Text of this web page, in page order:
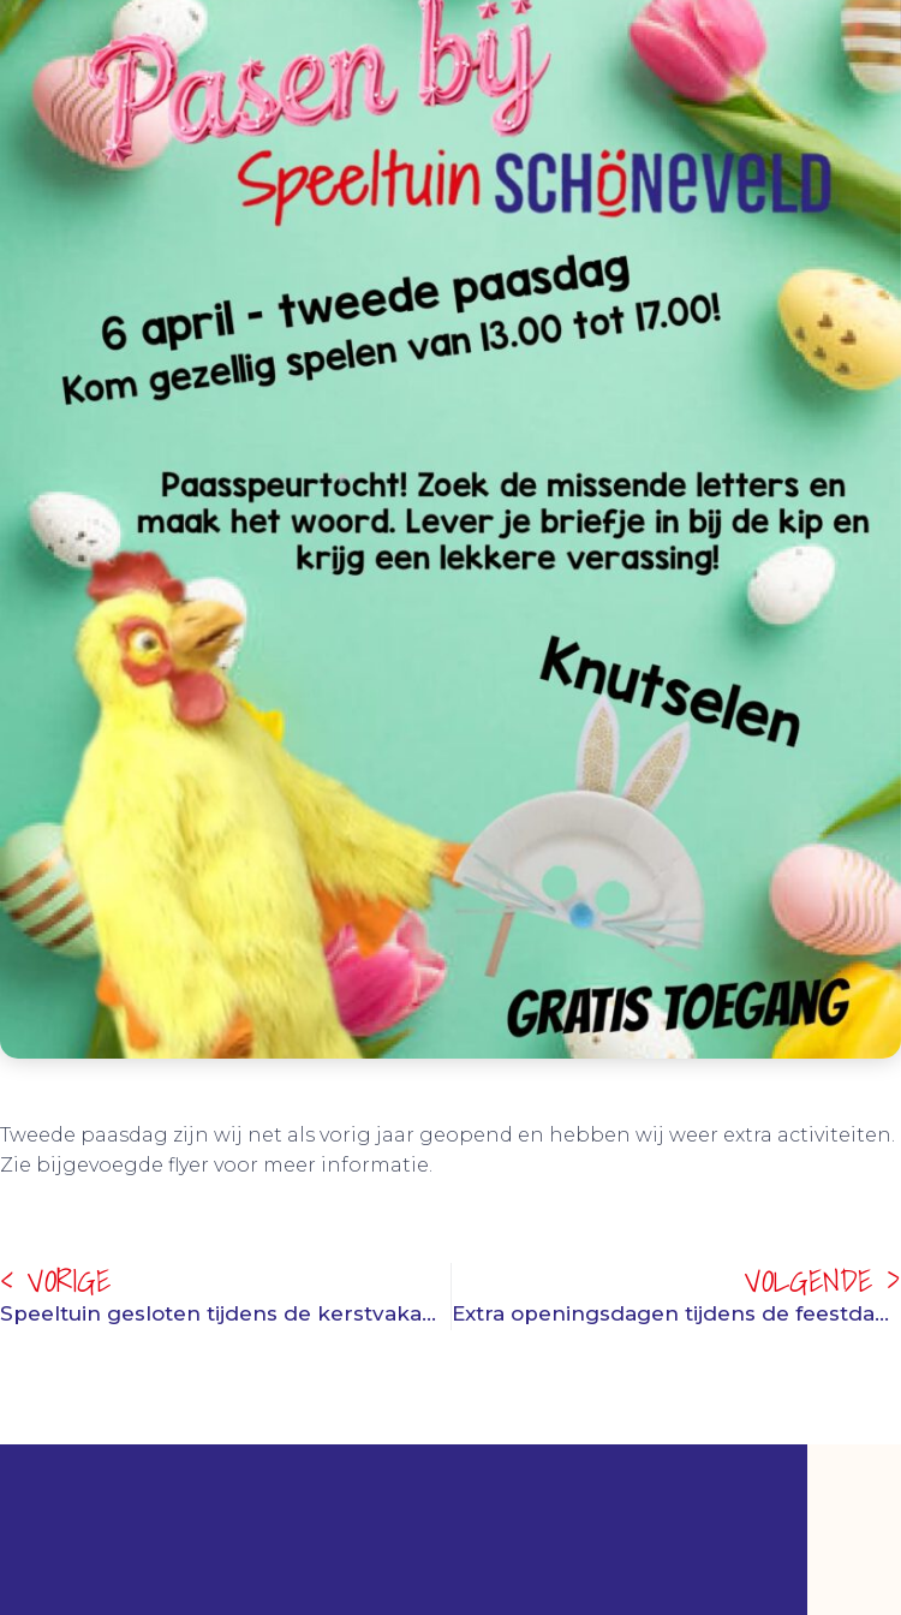
Tweede paasdag zijn wij net als vorig jaar geopend en hebben wij weer extra activiteiten.
Zie bijgevoegde flyer voor meer informatie.
< VORIGE
Speeltuin gesloten tijdens de kerstvakantie
VOLGENDE >
Extra openingsdagen tijdens de feestdagen